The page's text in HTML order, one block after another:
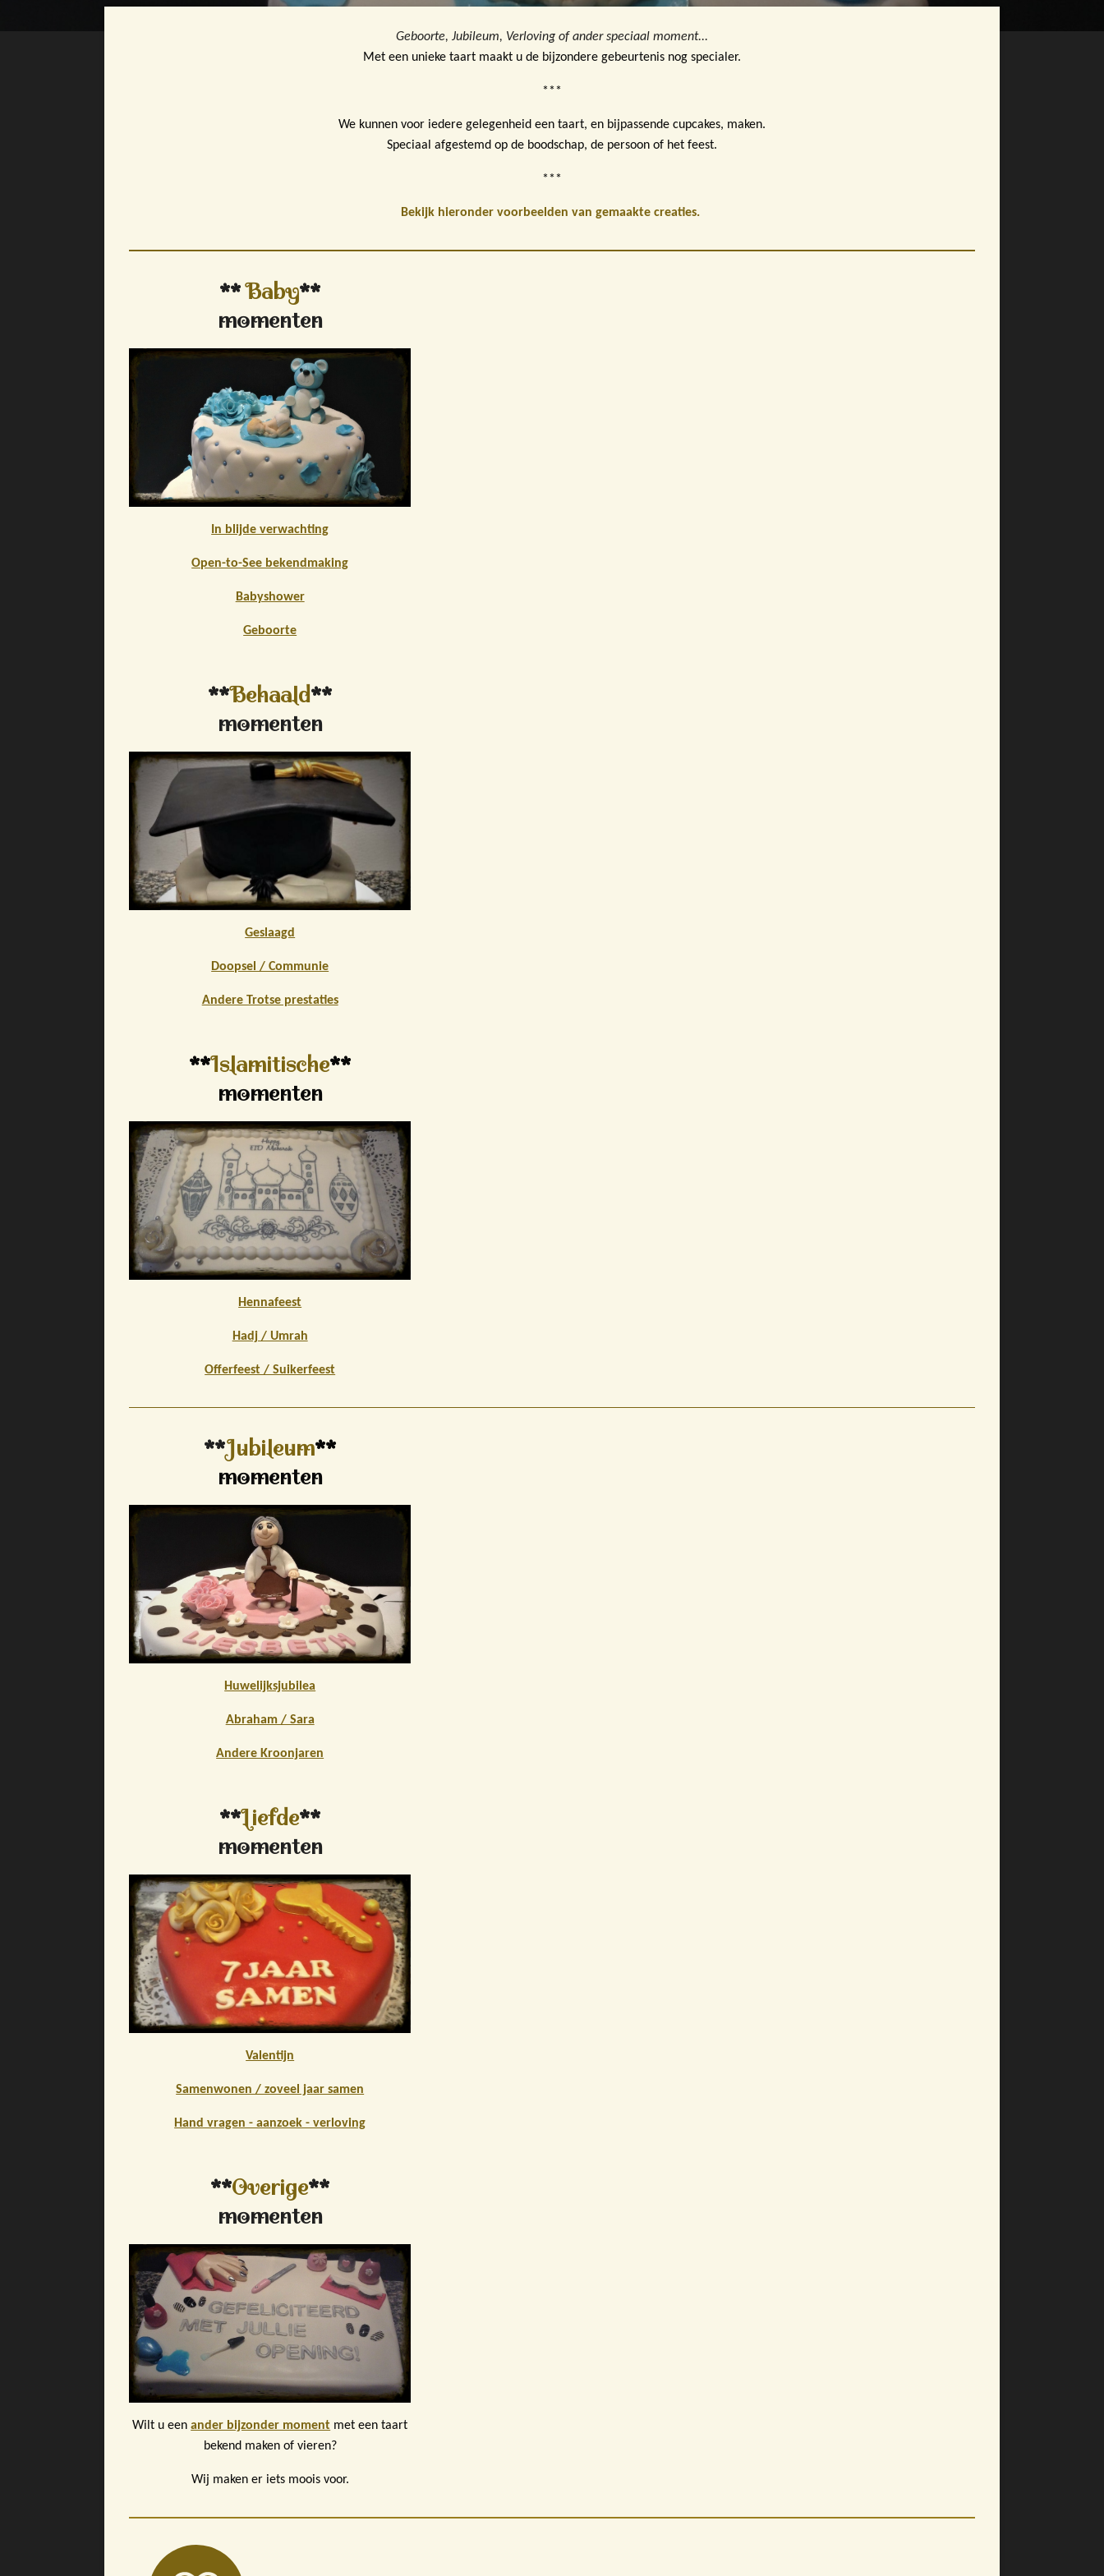
Geboorte, Jubileum, Verloving of ander speciaal moment...
Met een unieke taart maakt u de bijzondere gebeurtenis nog specialer.
***
We kunnen voor iedere gelegenheid een taart, en bijpassende cupcakes, maken.
Speciaal afgestemd op de boodschap, de persoon of het feest.
***
Bekijk hieronder voorbeelden van gemaakte creaties.
**Baby**
momenten
In blijde verwachting
Open-to-See bekendmaking
Babyshower
Geboorte
**Behaald**
momenten
Geslaagd
Doopsel / Communie
Andere Trotse prestaties
**Islamitische**
momenten
Hennafeest
Hadj / Umrah
Offerfeest / Suikerfeest
**Jubileum**
momenten
Huwelijksjubilea
Abraham / Sara
Andere Kroonjaren
**Liefde**
momenten
Valentijn
Samenwonen / zoveel jaar samen
Hand vragen - aanzoek - verloving
**Overige**
momenten
Wilt u eenander bijzonder moment met een taart
bekend maken of vieren?
Wij maken er iets moois voor.